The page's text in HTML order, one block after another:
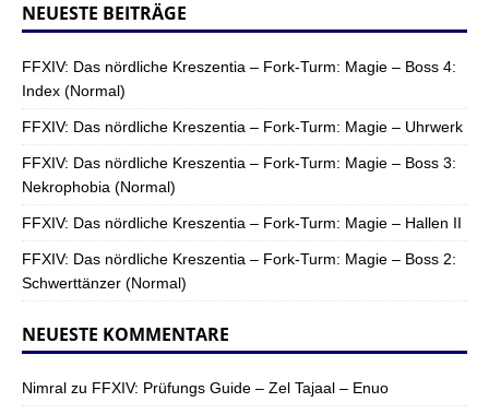
NEUESTE BEITRÄGE
FFXIV: Das nördliche Kreszentia – Fork-Turm: Magie – Boss 4:
Index (Normal)
FFXIV: Das nördliche Kreszentia – Fork-Turm: Magie – Uhrwerk
FFXIV: Das nördliche Kreszentia – Fork-Turm: Magie – Boss 3:
Nekrophobia (Normal)
FFXIV: Das nördliche Kreszentia – Fork-Turm: Magie – Hallen II
FFXIV: Das nördliche Kreszentia – Fork-Turm: Magie – Boss 2:
Schwerttänzer (Normal)
NEUESTE KOMMENTARE
Nimral zu FFXIV: Prüfungs Guide – Zel Tajaal – Enuo